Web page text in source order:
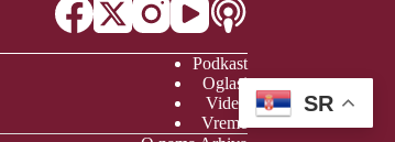
Podkast
Oglasi
Video
Vreme
SR